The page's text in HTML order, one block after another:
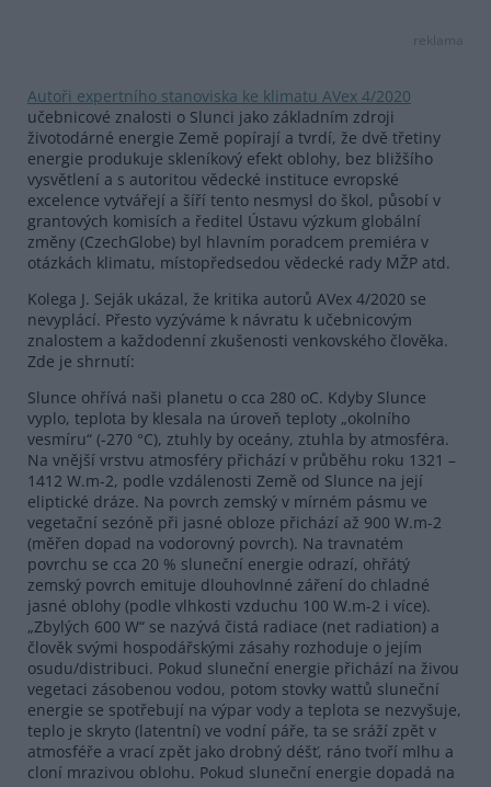
reklama
Autoři expertního stanoviska ke klimatu AVex 4/2020
učebnicové znalosti o Slunci jako základním zdroji
životodárné energie Země popírají a tvrdí, že dvě třetiny
energie produkuje skleníkový efekt oblohy, bez bližšího
vysvětlení a s autoritou vědecké instituce evropské
excelence vytvářejí a šíří tento nesmysl do škol, působí v
grantových komisích a ředitel Ústavu výzkum globální
změny (CzechGlobe) byl hlavním poradcem premiéra v
otázkách klimatu, místopředsedou vědecké rady MŽP atd.
Kolega J. Seják ukázal, že kritika autorů AVex 4/2020 se
nevyplácí. Přesto vyzýváme k návratu k učebnicovým
znalostem a každodenní zkušenosti venkovského člověka.
Zde je shrnutí:
Slunce ohřívá naši planetu o cca 280 oC. Kdyby Slunce
vyplo, teplota by klesala na úroveň teploty „okolního
vesmíru“ (-270 °C), ztuhly by oceány, ztuhla by atmosféra.
Na vnější vrstvu atmosféry přichází v průběhu roku 1321 –
1412 W.m-2, podle vzdálenosti Země od Slunce na její
eliptické dráze. Na povrch zemský v mírném pásmu ve
vegetační sezóně při jasné obloze přichází až 900 W.m-2
(měřen dopad na vodorovný povrch). Na travnatém
povrchu se cca 20 % sluneční energie odrazí, ohřátý
zemský povrch emituje dlouhovlnné záření do chladné
jasné oblohy (podle vlhkosti vzduchu 100 W.m-2 i více).
„Zbylých 600 W“ se nazývá čistá radiace (net radiation) a
člověk svými hospodářskými zásahy rozhoduje o jejím
osudu/distribuci. Pokud sluneční energie přichází na živou
vegetaci zásobenou vodou, potom stovky wattů sluneční
energie se spotřebují na výpar vody a teplota se nezvyšuje,
teplo je skryto (latentní) ve vodní páře, ta se sráží zpět v
atmosféře a vrací zpět jako drobný déšť, ráno tvoří mlhu a
cloní mrazivou oblohu. Pokud sluneční energie dopadá na